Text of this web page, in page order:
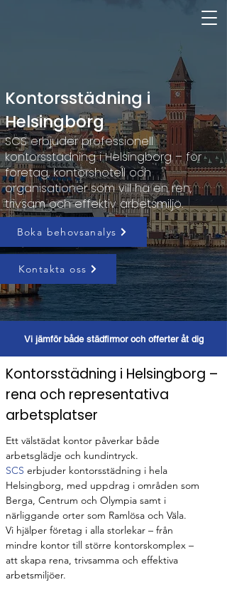
Kontorsstädning i
Helsingborg
SCS erbjuder professionell
kontorsstädning i Helsingborg – för
företag, kontorshotell och
organisationer som vill ha en ren,
trivsam och effektiv arbetsmiljö.
Boka behovsanalys
Kontakta oss
Vi jämför både städfirmor och offerter åt dig
Kontorsstädning i Helsingborg –
rena och representativa
arbetsplatser
Ett välstädat kontor påverkar både
arbetsglädje och kundintryck.
SCS erbjuder kontorsstädning i hela
Helsingborg, med uppdrag i områden som
Berga, Centrum och Olympia samt i
närliggande orter som Ramlösa och Väla.
Vi hjälper företag i alla storlekar – från
mindre kontor till större kontorskomplex –
att skapa rena, trivsamma och effektiva
arbetsmiljöer.